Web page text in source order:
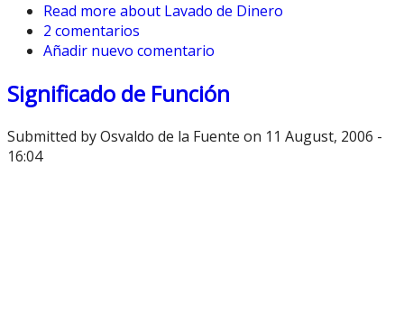
Read more about Lavado de Dinero
2 comentarios
Añadir nuevo comentario
Significado de Función
Submitted byOsvaldo de la Fuente on 11 August, 2006 -
16:04